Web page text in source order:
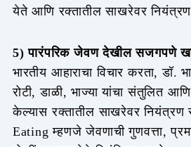
येते आणि रक्तातील साखरेवर नियंत्रण
5) पारंपरिक जेवण देखील सजगपणे
भारतीय आहाराचा विचार करता, डॉ.
रोटी, डाळी, भाज्या यांचा संतुलित
केल्यास रक्तातील साखरेवर
Eating म्हणजे जेवणाची गुणवत्ता,